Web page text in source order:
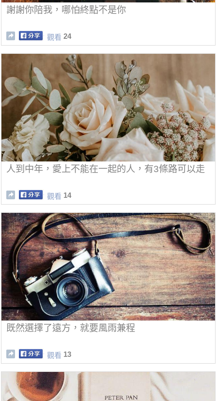
謝謝你陪我，哪怕終點不是你
觀看 24
人到中年，愛上不能在一起的人，有3條路可以走
觀看 14
既然選擇了遠方，就要風雨兼程
觀看 13